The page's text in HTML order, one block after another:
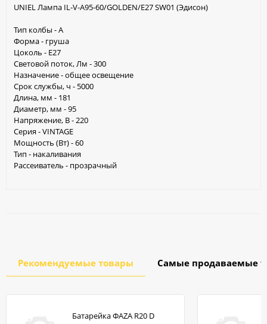
UNIEL Лампа IL-V-A95-60/GOLDEN/E27 SW01 (Эдисон)
Тип колбы - A
Форма - груша
Цоколь - E27
Световой поток, Лм - 300
Назначение - общее освещение
Срок службы, ч - 5000
Длина, мм - 181
Диаметр, мм - 95
Напряжение, В - 220
Серия - VINTAGE
Мощность (Вт) - 60
Тип - накаливания
Рассеиватель - прозрачный
Рекомендуемые товары Самые продаваемые
Батарейка ФАZA R20 D